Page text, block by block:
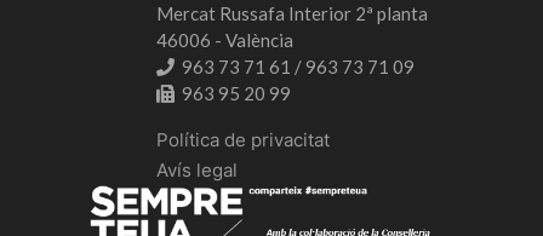
Mercat Russafa Interior 2ª planta
46006 - València
963 73 71 61 / 963 73 71 09
963 95 20 99
Política de privacitat
Avís legal